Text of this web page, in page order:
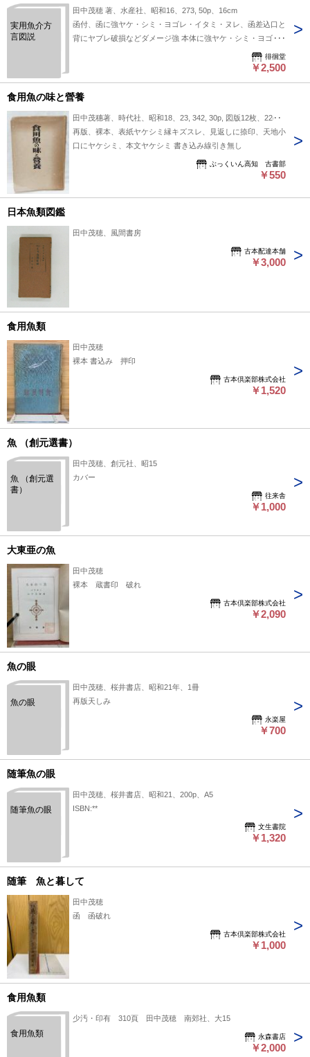
実用魚介方
言図説
田中茂穂 著、水産社、昭和16、273, 50p、16cm
函付、函に強ヤケ・シミ・ヨゴレ・イタミ・ヌレ、函差込口と
背にヤブレ破損などダメージ強 本体に強ヤケ・シミ・ヨゴ
レ、中身頁に1箇所大きくヤブレ及びシール補修、また鉛筆書
徘徊堂
￥2,500
食用魚の味と營養
田中茂穗著、時代社、昭和18、23, 342, 30p, 図版12枚、22cm
再版、裸本、表紙ヤケシミ縁キズスレ、見返しに捺印、天地小
口にヤケシミ、本文ヤケシミ 書き込み線引き無し
ぶっくいん高知 古書部
￥550
日本魚類図鑑
田中茂穂、風間書房
古本配達本舗
￥3,000
食用魚類
田中茂穂
裸本 書込み 押印
古本倶楽部株式会社
￥1,520
魚 （創元選書）
魚 （創元選
書）
田中茂穂、創元社、昭15
カバー
往来舎
￥1,000
大東亜の魚
田中茂穂
裸本 蔵書印 破れ
古本倶楽部株式会社
￥2,090
魚の眼
魚の眼
田中茂穂、桜井書店、昭和21年、1冊
再版天しみ
永楽屋
￥700
随筆魚の眼
随筆魚の眼
田中茂穂、桜井書店、昭和21、200p、A5
ISBN:**
文生書院
￥1,320
随筆 魚と暮して
田中茂穂
函 函破れ
古本倶楽部株式会社
￥1,000
食用魚類
食用魚類
少汚・印有 310頁 田中茂穂 南郊社、大15
永森書店
￥2,000